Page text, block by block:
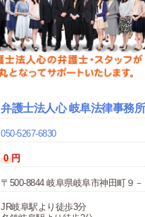
弁護士法人心 岐阜法律事務所
050-5267-6830
0 円
〒500-8844 岐阜県岐阜市神田町９
JR岐阜駅より徒歩3分